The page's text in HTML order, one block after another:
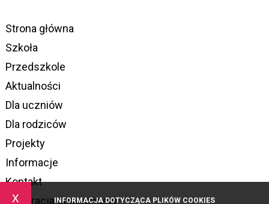
x INFORMACJA DOTYCZĄCA PLIKÓW COOKIES
Strona główna
Szkoła
Przedszkole
Aktualności
Dla uczniów
Dla rodziców
Projekty
Informacje
Kontakt
Deklaracja dostępności